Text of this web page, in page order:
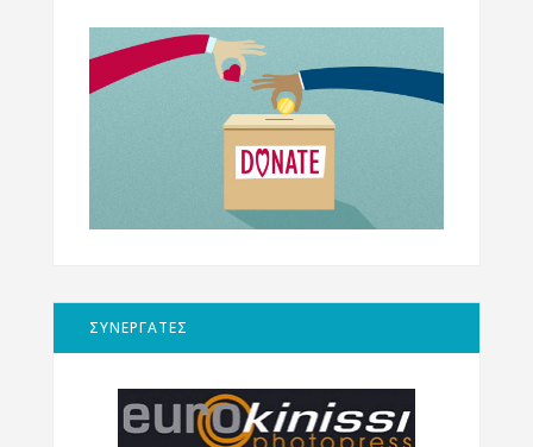
ΣΥΝΕΡΓΑΤΕΣ